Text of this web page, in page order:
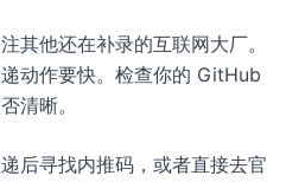
其他还在补录的互联网大厂。
动作要快。检查你的 GitHub
清晰。
后寻找内推码，或者直接去官